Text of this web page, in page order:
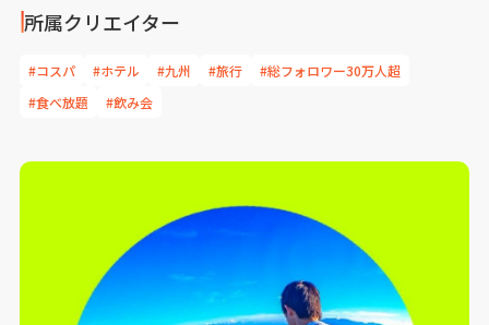
所属クリエイター
#コスパ #ホテル #九州 #旅行
#総フォロワー30万人超
#食べ放題
#飲み会